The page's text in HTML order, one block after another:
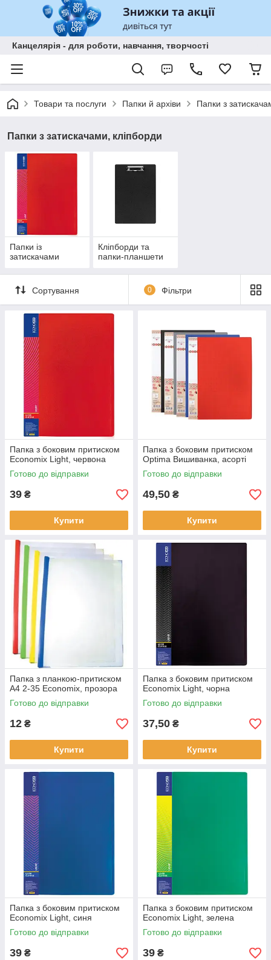
Канцелярія - для роботи, навчання, творчості
Товари та послуги Папки й архіви Папки з
Папки з затискачами, кліпборди
Папки із
затискачами
Кліпборди та
папки-планшети
Сортування 0 Фільтри
Папка з боковим притиском
Economix Light, червона
Готово до відправки
39 ₴
Купити
Папка з боковим притиском
Optima Вишиванка, асорті
Готово до відправки
49,50 ₴
Купити
Папка з планкою-притиском
А4 2-35 Economix, прозора
Готово до відправки
12 ₴
Купити
Папка з боковим притиском
Economix Light, чорна
Готово до відправки
37,50 ₴
Купити
Папка з боковим притиском
Economix Light, синя
Готово до відправки
39 ₴
Папка з боковим притиском
Economix Light, зелена
Готово до відправки
39 ₴